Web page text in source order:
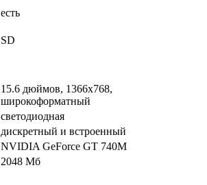
есть
SD
15.6 дюймов, 1366x768,
широкоформатный
светодиодная
дискретный и встроенный
NVIDIA GeForce GT 740M
2048 Мб